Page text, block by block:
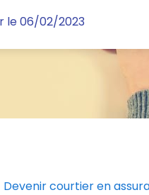
le 06/02/2023
Devenir courtier en